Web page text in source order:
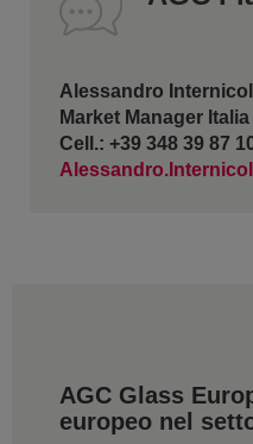
Alessandro
Market Manager Italia
Cell.: +39 348 39 87
AGC Glass
europeo nel